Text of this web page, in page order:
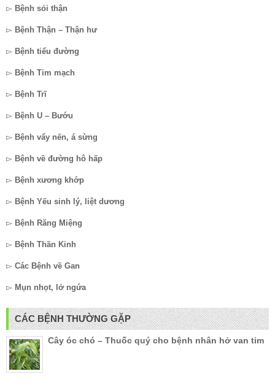
▻ Bệnh sỏi thận
▻ Bệnh Thận – Thận hư
▻ Bệnh tiểu đường
▻ Bệnh Tim mạch
▻ Bệnh Trĩ
▻ Bệnh U – Bướu
▻ Bệnh vẩy nến, á sừng
▻ Bệnh về đường hô hấp
▻ Bệnh xương khớp
▻ Bệnh Yếu sinh lý, liệt dương
▻ Bệnh Răng Miệng
▻ Bệnh Thần Kinh
▻ Các Bệnh về Gan
▻ Mụn nhọt, lở ngứa
CÁC BỆNH THƯỜNG GẶP
Cây óc chó – Thuốc quý cho bệnh nhân hở van tim